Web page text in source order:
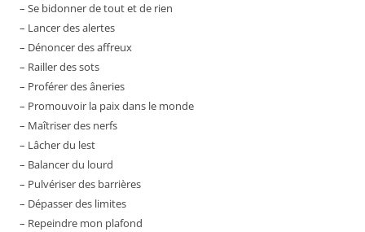
– Se bidonner de tout et de rien
– Lancer des alertes
– Dénoncer des affreux
– Railler des sots
– Proférer des âneries
– Promouvoir la paix dans le monde
– Maîtriser des nerfs
– Lâcher du lest
– Balancer du lourd
– Pulvériser des barrières
– Dépasser des limites
– Repeindre mon plafond